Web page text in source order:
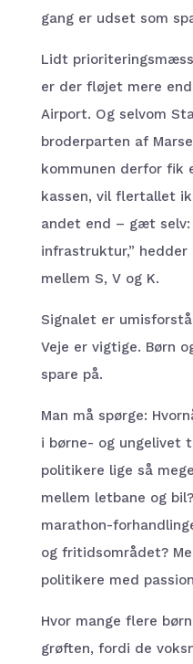
gang er udset som
Lidt
er der fløjet mere
Airport. Og selvom
broderparten af
kommunen derfor fik
kassen, vil flertallet
andet end – gæt
infrastruktur,”
mellem S, V og K.
Signalet er
Veje er vigtige. Børn
spare på.
Man må spørge:
i børne- og ungelivet
politikere lige så
mellem letbane og
marathon-
og fritidsområdet?
politikere med
Hvor mange flere
grøften, fordi de